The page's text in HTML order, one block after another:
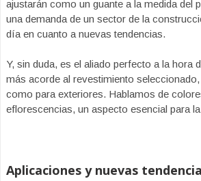
ajustarán como un guante a la medida del
una demanda de un sector de la
día en cuanto a nuevas tendencias.
Y, sin duda, es el aliado perfecto a la hora
más acorde al revestimiento
como para exteriores. Hablamos de
eflorescencias, un aspecto esencial para
Aplicaciones y nuevas